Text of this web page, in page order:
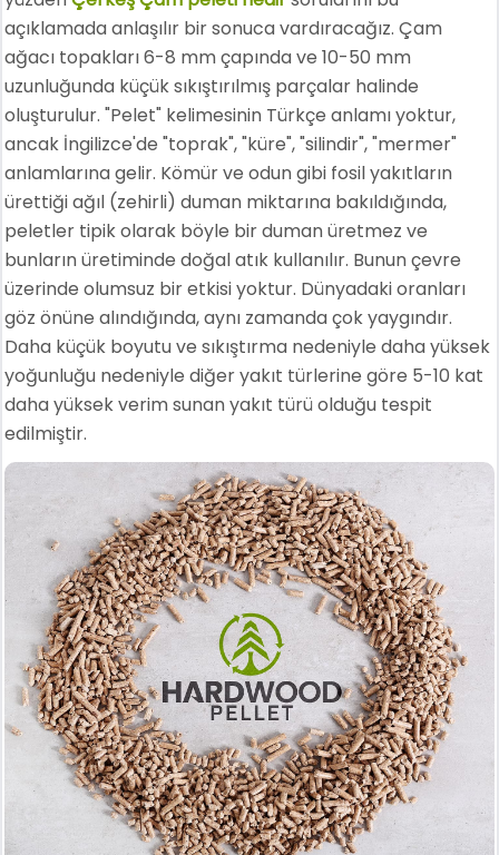
açıklamada anlaşılır bir sonuca vardıracağız. Çam
ağacı topakları 6-8 mm çapında ve 10-50 mm
uzunluğunda küçük sıkıştırılmış parçalar halinde
oluşturulur. "Pelet" kelimesinin Türkçe anlamı yoktur,
ancak İngilizce'de "toprak", "küre", "silindir", "mermer"
anlamlarına gelir. Kömür ve odun gibi fosil yakıtların
ürettiği ağıl (zehirli) duman miktarına bakıldığında,
peletler tipik olarak böyle bir duman üretmez ve
bunların üretiminde doğal atık kullanılır. Bunun çevre
üzerinde olumsuz bir etkisi yoktur. Dünyadaki oranları
göz önüne alındığında, aynı zamanda çok yaygındır.
Daha küçük boyutu ve sıkıştırma nedeniyle daha yüksek
yoğunluğu nedeniyle diğer yakıt türlerine göre 5-10 kat
daha yüksek verim sunan yakıt türü olduğu tespit
edilmiştir.